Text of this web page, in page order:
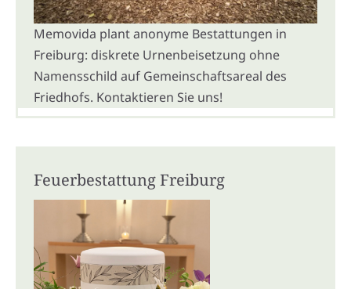
Memovida plant anonyme Bestattungen in
Freiburg: diskrete Urnenbeisetzung ohne
Namensschild auf Gemeinschaftsareal des
Friedhofs. Kontaktieren Sie uns!
Feuerbestattung Freiburg